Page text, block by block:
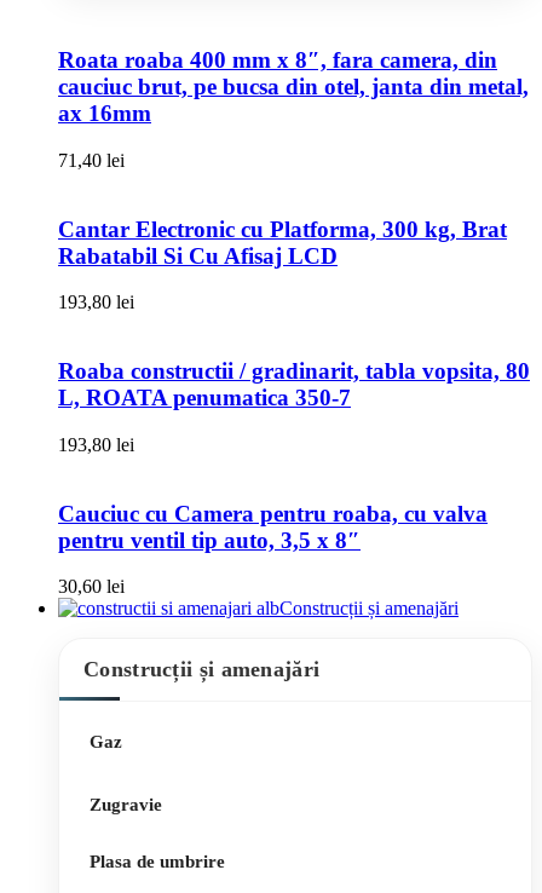
Roata roaba 400 mm x 8″, fara camera, din
cauciuc brut, pe bucsa din otel, janta din metal,
ax 16mm
71,40 lei
Cantar Electronic cu Platforma, 300 kg, Brat
Rabatabil Si Cu Afisaj LCD
193,80 lei
Roaba constructii / gradinarit, tabla vopsita, 80
L, ROATA penumatica 350-7
193,80 lei
Cauciuc cu Camera pentru roaba, cu valva
pentru ventil tip auto, 3,5 x 8″
30,60 lei
Construcții și amenajări
Construcții și amenajări
Gaz
Zugravie
Plasa de umbrire